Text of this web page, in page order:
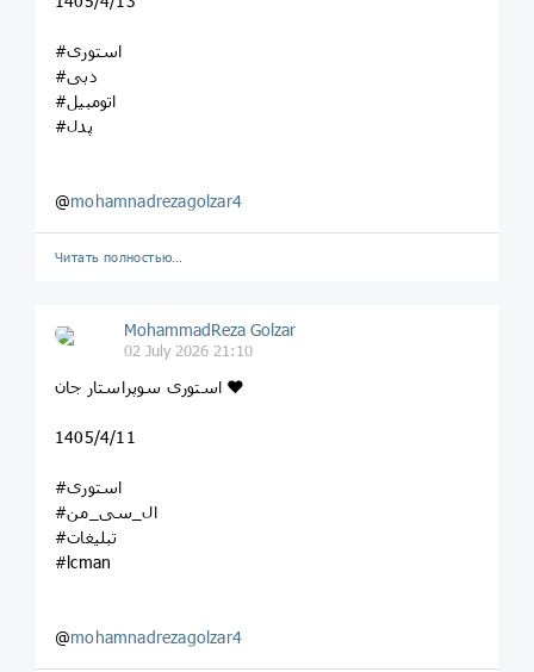
#استوری
#دبی
#اتومبیل
#پدل
@mohamnadrezagolzar4
Читать полностью…
MohammadReza Golzar
02 July 2026 21:10
استوری سوپراستار جان ❤️
1405/4/11
#استوری
#ال_سی_من
#تبلیغات
#lcman
@mohamnadrezagolzar4